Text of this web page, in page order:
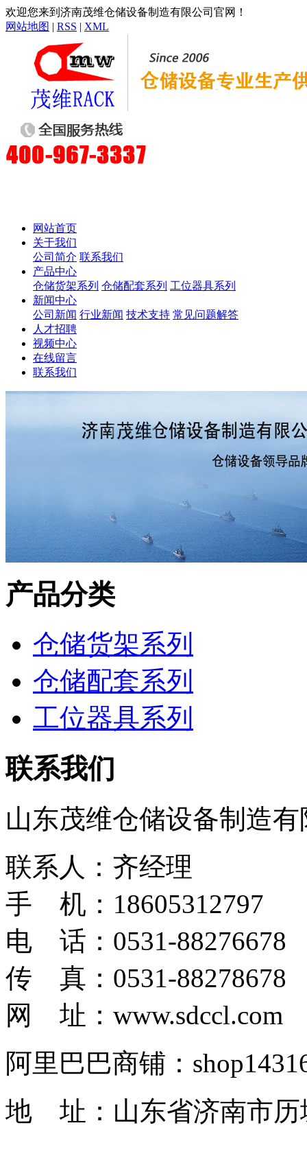
欢迎您来到济南茂维仓储设备制造有限公司官网！
网站地图 | RSS | XML
网站首页
关于我们
公司简介 联系我们
产品中心
仓储货架系列 仓储配套系列 工位器具系列
新闻中心
公司新闻 行业新闻 技术支持 常见问题解答
人才招聘
视频中心
在线留言
联系我们
产品分类
仓储货架系列
仓储配套系列
工位器具系列
联系我们
山东茂维仓储设备制造
联系人：齐经理
手 机：18605312797
电 话：0531-88276678
传 真：0531-88278678
网 址：www.sdccl.com
阿里巴巴商铺：
地 址：山东省济南市历